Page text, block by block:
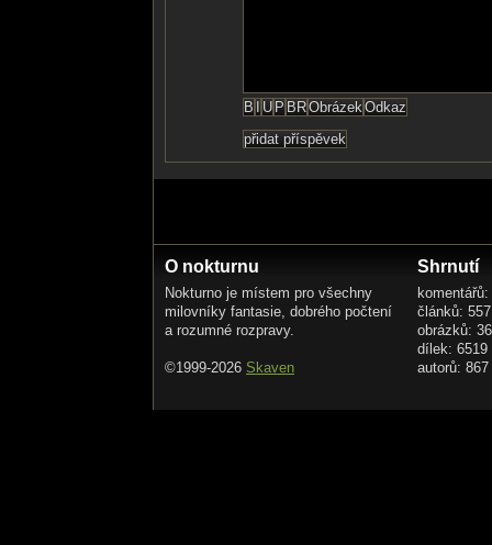
O nokturnu
Nokturno je místem pro všechny
milovníky fantasie, dobrého počtení
a rozumné rozpravy.
©1999-2026 Skaven
Shrnutí
článků: 557
obrázků:
dílek: 6519
autorů: 867